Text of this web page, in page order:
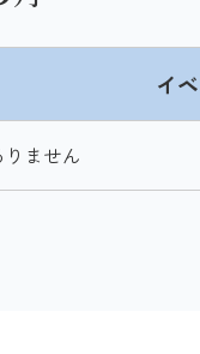
イ
ません